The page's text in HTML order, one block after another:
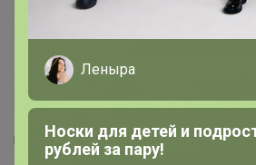
56
Леныра
Носки для детей и
рублей за пару!